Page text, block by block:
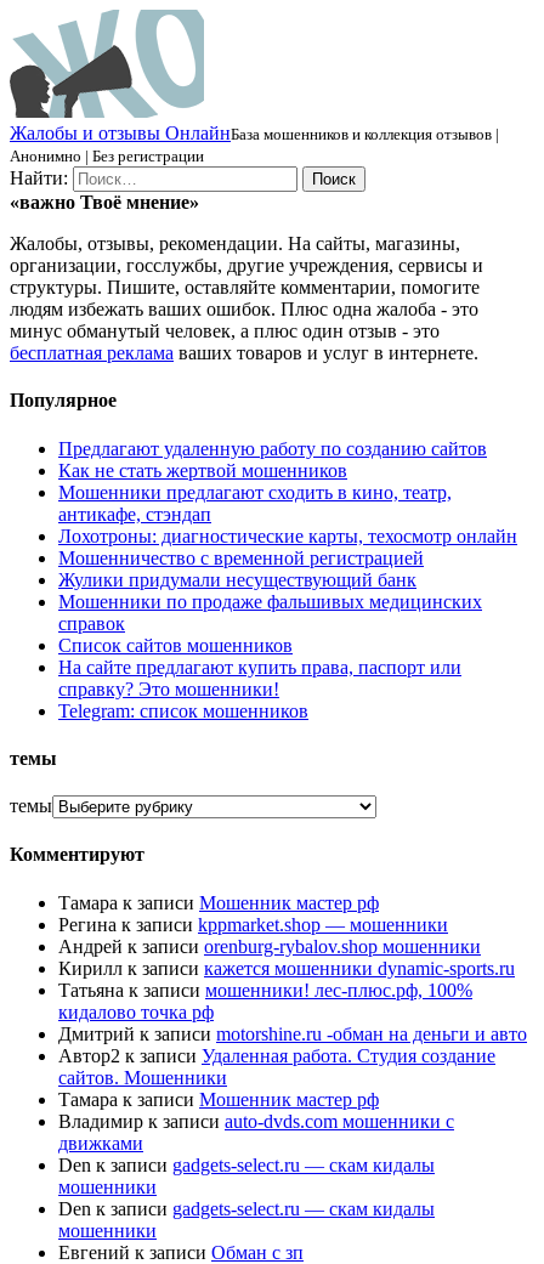
Жалобы и отзывы ОнлайнБаза мошенников и коллекция отзывов |
Анонимно | Без регистрации
Найти:
«важно Твоё мнение»
Жалобы, отзывы, рекомендации. На сайты, магазины,
организации, госслужбы, другие учреждения, сервисы и
структуры. Пишите, оставляйте комментарии, помогите
людям избежать ваших ошибок. Плюс одна жалоба - это
минус обманутый человек, а плюс один отзыв - это
бесплатная реклама ваших товаров и услуг в интернете.
Популярное
Предлагают удаленную работу по созданию сайтов
Как не стать жертвой мошенников
Мошенники предлагают сходить в кино, театр,
антикафе, стэндап
Лохотроны: диагностические карты, техосмотр онлайн
Мошенничество с временной регистрацией
Жулики придумали несуществующий банк
Мошенники по продаже фальшивых медицинских
справок
Список сайтов мошенников
На сайте предлагают купить права, паспорт или
справку? Это мошенники!
Telegram: список мошенников
темы
темы
Комментируют
Тамара к записи Мошенник мастер рф
Регина к записи kppmarket.shop — мошенники
Андрей к записи orenburg-rybalov.shop мошенники
Кирилл к записи кажется мошенники dynamic-sports.ru
Татьяна к записи мошенники! лес-плюс.рф, 100%
кидалово точка рф
Дмитрий к записи motorshine.ru -обман на деньги и авто
Автор2 к записи Удаленная работа. Студия создание
сайтов. Мошенники
Тамара к записи Мошенник мастер рф
Владимир к записи auto-dvds.com мошенники с
движками
Den к записи gadgets-select.ru — скам кидалы
мошенники
Den к записи gadgets-select.ru — скам кидалы
мошенники
Евгений к записи Обман с зп